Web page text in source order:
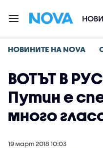
НОВИНИТЕ НА NOVA
ВОТЪТ В
Путин е
много
19 март 2018 10:03